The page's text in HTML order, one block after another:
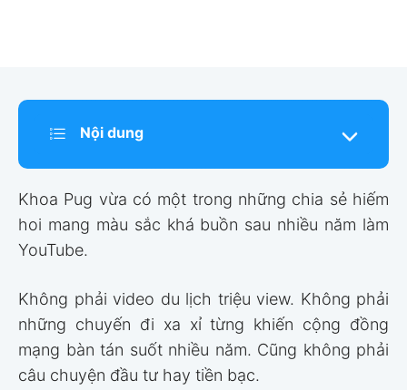
Nội dung
Khoa Pug vừa có một trong những chia sẻ hiếm
hoi mang màu sắc khá buồn sau nhiều năm làm
YouTube.
Không phải video du lịch triệu view. Không phải
những chuyến đi xa xỉ từng khiến cộng đồng
mạng bàn tán suốt nhiều năm. Cũng không phải
câu chuyện đầu tư hay tiền bạc.